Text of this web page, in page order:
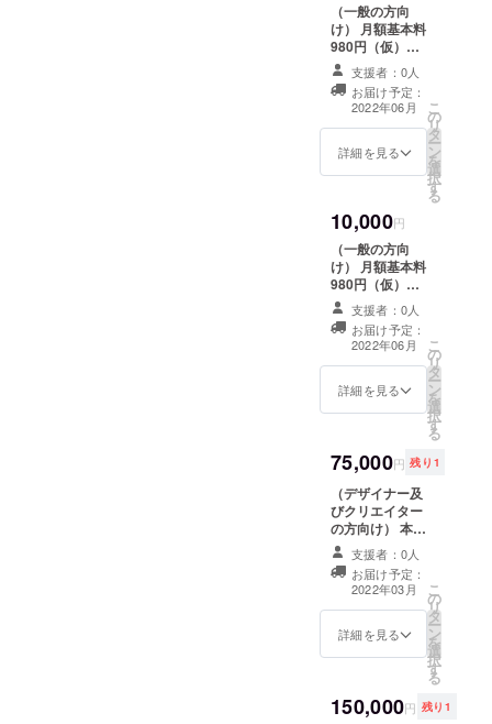
（一般の方向
け） 月額基本料
980円（仮）
を、サービス開
始より1年間に限
り無料でご利用
いただけます。
支援者：0人
お届け予定：
2022年06月
詳細を見る
こ
の
リ
タ
ー
ン
を
選
択
す
る
10,000円
（一般の方向
け） 月額基本料
980円（仮）
を、サービスが
存続する限り無
料でご利用いた
だけます。
支援者：0人
お届け予定：
2022年06月
詳細を見る
こ
の
リ
タ
ー
ン
を
選
択
す
る
75,000円 残り1
（デザイナー及
びクリエイター
の方向け） 本プ
ロジェクトに関
わる、会社ロ
ゴ、名刺、チラ
シ制作（予算15
万～）を貴殿に
委託します。 ※
作品をご提出い
支援者：0人
お届け予定：
2022年03月
詳細を見る
こ
の
リ
タ
ー
ン
を
選
択
す
る
150,000円 残り1